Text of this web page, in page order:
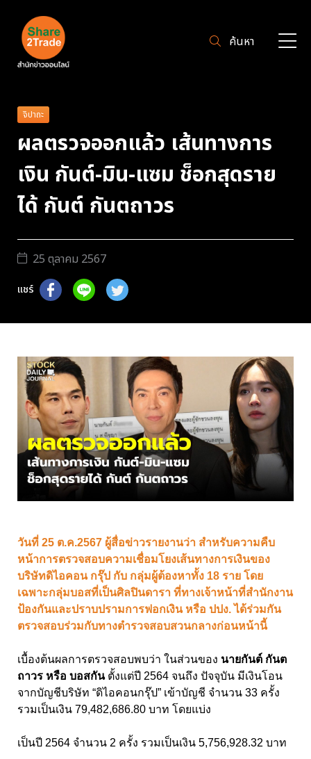
ค้นหา
จิปาถะ
ผลตรวจออกแล้ว เส้นทางการ
เงิน กันต์-มิน-แซม ช็อกสุดราย
ได้ กันต์ กันตถาวร
25 ตุลาคม 2567
แชร์
วันที่ 25 ต.ค.2567 ผู้สื่อข่าวรายงานว่า สำหรับความคืบ
หน้าการตรวจสอบความเชื่อมโยงเส้นทางการเงินของ
บริษัทดิไอคอน กรุ๊ป กับ กลุ่มผู้ต้องหาทั้ง 18 ราย โดย
เฉพาะกลุ่มบอสที่เป็นศิลปินดารา ที่ทางเจ้าหน้าที่สำนักงาน
ป้องกันและปราบปรามการฟอกเงิน หรือ ปปง. ได้ร่วมกัน
ตรวจสอบร่วมกับทางตำรวจสอบสวนกลางก่อนหน้านี้
เบื้องต้นผลการตรวจสอบพบว่า ในส่วนของ นายกันต์ กันต
ถาวร หรือ บอสกันตั้งแต่ปี 2564 จนถึง ปัจจุบัน มีเงินโอน
จากบัญชีบริษัท “ดิไอคอนกรุ๊ป” เข้าบัญชี จำนวน 33 ครั้ง
รวมเป็นเงิน 79,482,686.80 บาท โดยแบ่ง
เป็นปี 2564 จำนวน 2 ครั้ง รวมเป็นเงิน 5,756,928.32 บาท